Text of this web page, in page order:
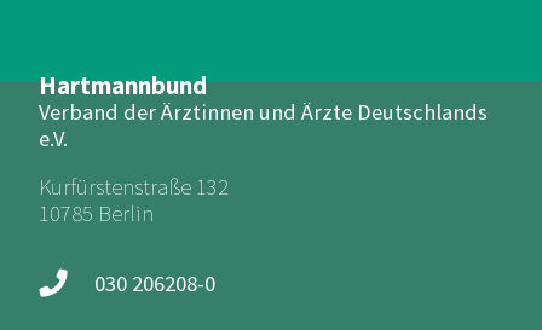
Hartmannbund
Verband der Ärztinnen und Ärzte Deutschlands
e.V.
Kurfürstenstraße 132
10785 Berlin
030 206208-0